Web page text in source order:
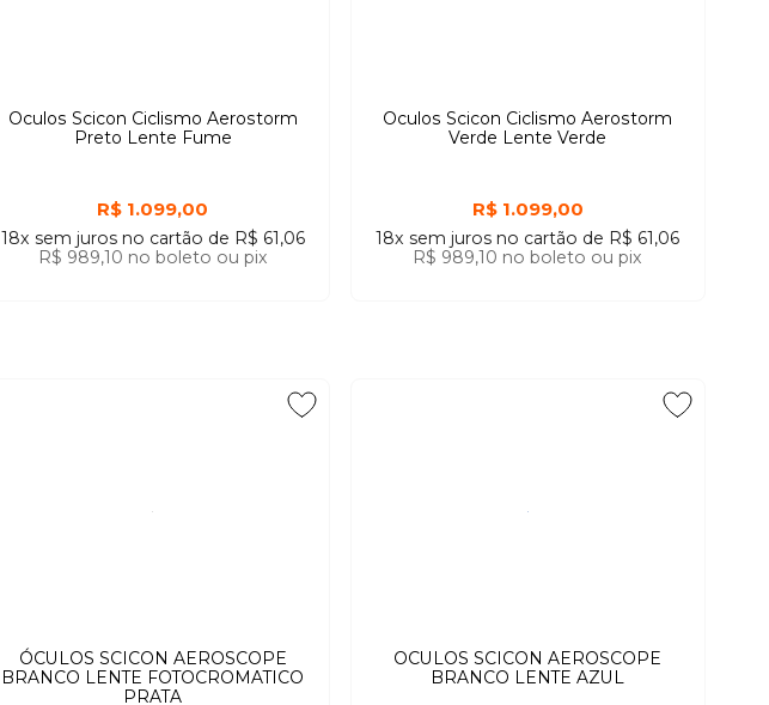
Oculos Scicon Ciclismo Aerostorm
Preto Lente Fume
R$ 1.099,00
18x sem juros no cartão de R$ 61,06
R$ 989,10 no boleto ou pix
Oculos Scicon Ciclismo Aerostorm
Verde Lente Verde
R$ 1.099,00
18x sem juros no cartão de R$ 61,06
R$ 989,10 no boleto ou pix
ÓCULOS SCICON AEROSCOPE
BRANCO LENTE FOTOCROMATICO
PRATA
OCULOS SCICON AEROSCOPE
BRANCO LENTE AZUL